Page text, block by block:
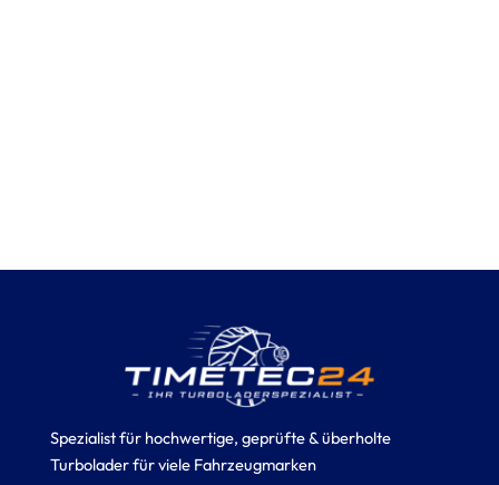
Spezialist für hochwertige, geprüfte & überholte
Turbolader für viele Fahrzeugmarken